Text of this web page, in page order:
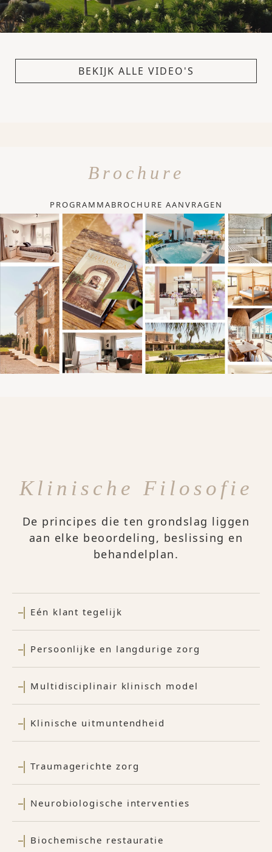
BEKIJK ALLE VIDEO'S
Brochure
PROGRAMMABROCHURE AANVRAGEN
Klinische Filosofie
De principes die ten grondslag liggen
aan elke beoordeling, beslissing en
behandelplan.
Eén klant tegelijk
Persoonlijke en langdurige zorg
Multidisciplinair klinisch model
Klinische uitmuntendheid
Traumagerichte zorg
Neurobiologische interventies
Biochemische restauratie